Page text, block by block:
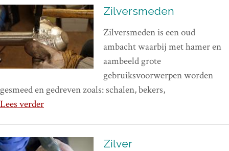
Zilversmeden
Zilversmeden is een oud
ambacht waarbij met hamer en
aambeeld grote
gebruiksvoorwerpen worden
gesmeed en gedreven zoals: schalen, bekers,
Lees verder
Zilver